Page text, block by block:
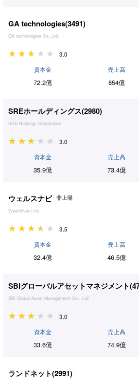
GA technologies(3491)
GA technologies Co.,Ltd.
3.0
資本金
72.2億
売上高
854億
SREホールディングス(2980)
SRE Holdings Corporation
3.0
資本金
35.9億
売上高
73.4億
ウェルスナビ 非上場
WealthNavi Inc.
3.5
資本金
32.4億
売上高
46.5億
SBIグローバルアセットマネジメント(
SBI Global Asset Management Co., Ltd.
3.0
資本金
33.6億
売上高
74.9億
ランドネット(2991)